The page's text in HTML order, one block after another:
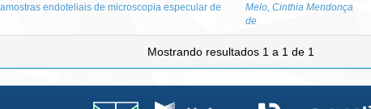
endoteliais de microscopia especular de
Melo, Cinthia Mendonça
de
Mostrando resultados 1 a 1 de 1